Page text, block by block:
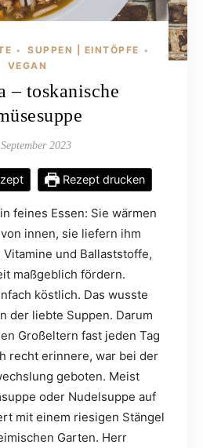
• SUPPEN | EINTÖPFE •
VEGAN
– toskanische
2023
Rezept drucken
feines Essen: Sie wärmen
innen, sie liefern ihm
und Ballaststoffe,
maßgeblich fördern.
köstlich. Das wusste
der liebte Suppen. Darum
Großeltern fast jeden Tag
recht erinnere, war bei der
geboten. Meist
oder Nudelsuppe auf
mit einem riesigen Stängel
Garten. Herr